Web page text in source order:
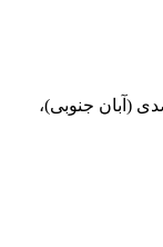
(آبان جنوبی)،